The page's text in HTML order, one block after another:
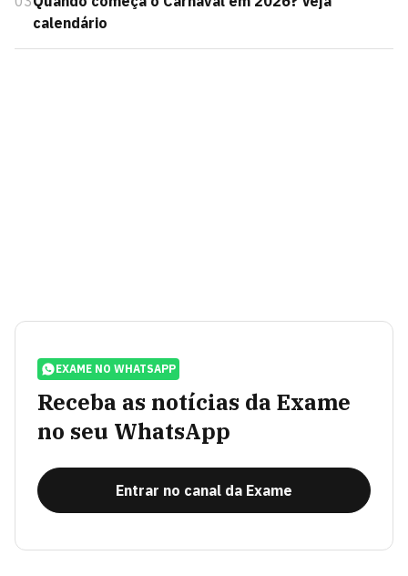
calendário
EXAME NO WHATSAPP
Receba as notícias da Exame
no seu WhatsApp
Entrar no canal da Exame